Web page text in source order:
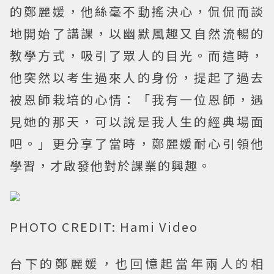
的鄭麗媛，他絲毫不動搖決心，侃侃而談
地開始了講課，以幽默風趣又自然流暢的
教學方式，吸引了眾人的目光。而這時，
他突然以考生過來人的身份，提起了過去
被恩師栽培的心情：「我有一位恩師，遇
見她的那天，可以說是我人生的經典場面
吧。」更分享了當時，鄭麗媛耐心引領他
學習，才啟發他對於課業的興趣。
PHOTO CREDIT: Hami Video
台下的鄭麗媛，也回憶起當年兩人的相